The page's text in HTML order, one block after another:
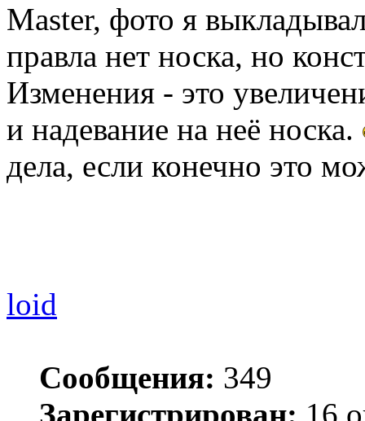
Master, фото я
правла нет носка, но
Изменения - это
и надевание на неё носка.
дела, если конечно это
loid
Сообщения: 349
Зарегистрирован: 16